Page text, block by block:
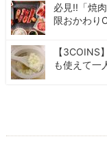
必見!!「焼
限おかわり
【3COINS
も使えて一